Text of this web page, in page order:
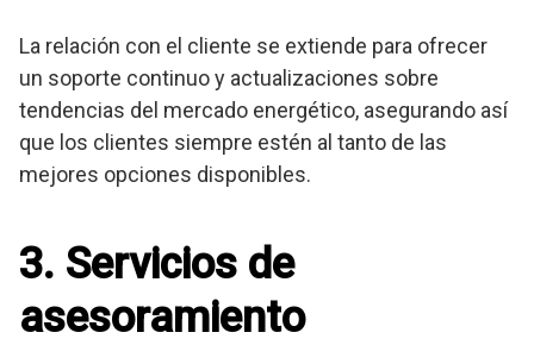
La relación con el cliente se extiende para ofrecer
un soporte continuo y actualizaciones sobre
tendencias del mercado energético, asegurando así
que los clientes siempre estén al tanto de las
mejores opciones disponibles.
3. Servicios de
asesoramiento